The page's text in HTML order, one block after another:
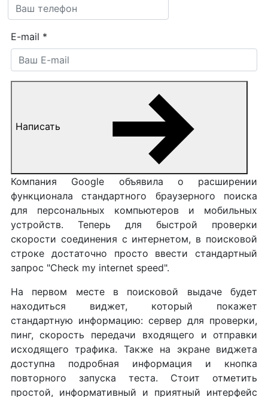
E-mail *
Написать
Компания Google объявила о расширении
функционала стандартного браузерного поиска
для персональных компьютеров и мобильных
устройств. Теперь для быстрой проверки
скорости соединения с интернетом, в поисковой
строке достаточно просто ввести стандартный
запрос "Check my internet speed".
На первом месте в поисковой выдаче будет
находиться виджет, который покажет
стандартную информацию: сервер для проверки,
пинг, скорость передачи входящего и отправки
исходящего трафика. Также на экране виджета
доступна подробная информация и кнопка
повторного запуска теста. Стоит отметить
простой, информативный и приятный интерфейс